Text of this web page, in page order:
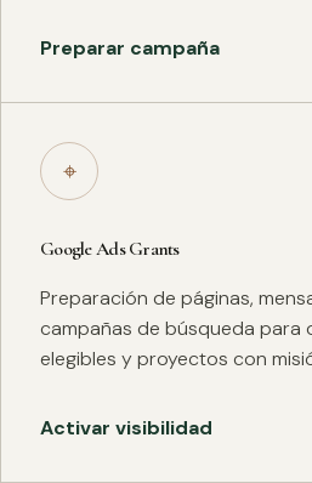
Preparar campaña
⌖
Google Ads Grants
Preparación de páginas,
campañas de búsqueda para
elegibles y proyectos con
Activar visibilidad